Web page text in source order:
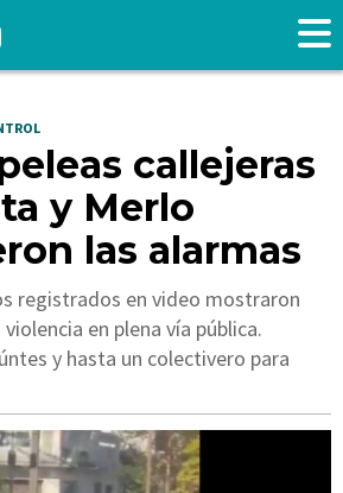
callejeras
y Merlo
las alarmas
registrados en video mostraron
en plena vía pública.
y hasta un colectivero para